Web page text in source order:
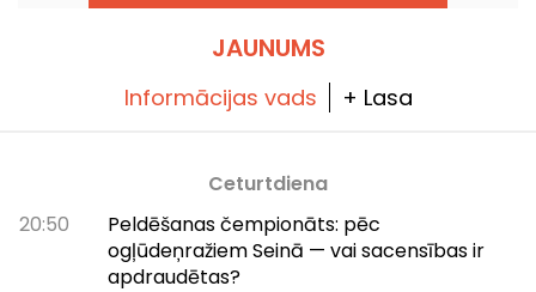
JAUNUMS
Informācijas vads + Lasa
Ceturtdiena
20:50
Peldēšanas čempionāts: pēc
ogļūdeņražiem Seinā — vai sacensības ir
apdraudētas?